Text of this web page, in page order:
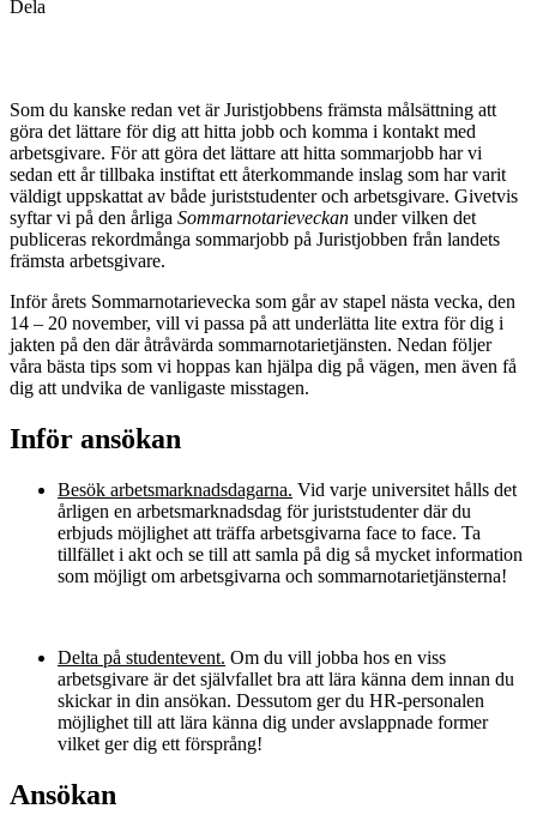
Dela
Som du kanske redan vet är Juristjobbens främsta målsättning att
göra det lättare för dig att hitta jobb och komma i kontakt med
arbetsgivare. För att göra det lättare att hitta sommarjobb har vi
sedan ett år tillbaka instiftat ett återkommande inslag som har varit
väldigt uppskattat av både juriststudenter och arbetsgivare. Givetvis
syftar vi på den årliga Sommarnotarieveckan under vilken det
publiceras rekordmånga sommarjobb på Juristjobben från landets
främsta arbetsgivare.
Inför årets Sommarnotarievecka som går av stapel nästa vecka, den
14 – 20 november, vill vi passa på att underlätta lite extra för dig i
jakten på den där åtråvärda sommarnotarietjänsten. Nedan följer
våra bästa tips som vi hoppas kan hjälpa dig på vägen, men även få
dig att undvika de vanligaste misstagen.
Inför ansökan
Besök arbetsmarknadsdagarna. Vid varje universitet hålls det
årligen en arbetsmarknadsdag för juriststudenter där du
erbjuds möjlighet att träffa arbetsgivarna face to face. Ta
tillfället i akt och se till att samla på dig så mycket information
som möjligt om arbetsgivarna och sommarnotarietjänsterna!
Delta på studentevent. Om du vill jobba hos en viss
arbetsgivare är det självfallet bra att lära känna dem innan du
skickar in din ansökan. Dessutom ger du HR-personalen
möjlighet till att lära känna dig under avslappnade former
vilket ger dig ett försprång!
Ansökan